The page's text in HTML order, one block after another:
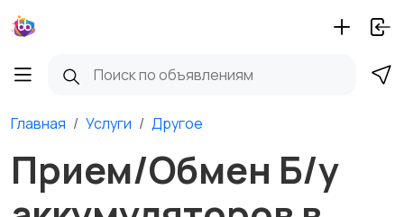
Главная Услуги Другое
Прием/Обмен Б/у